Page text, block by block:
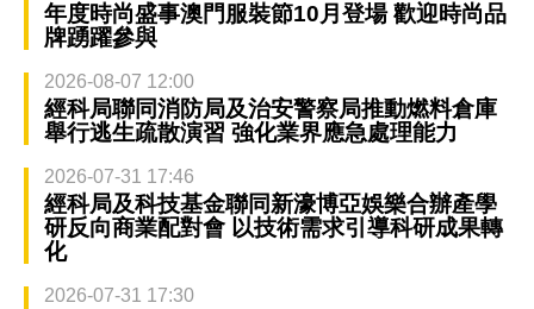
年度時尚盛事澳門服裝節10月登場 歡迎時尚品
牌踴躍參與
2026-08-07 12:00
經科局聯同消防局及治安警察局推動燃料倉庫
舉行逃生疏散演習 強化業界應急處理能力
2026-07-31 17:46
經科局及科技基金聯同新濠博亞娛樂合辦產學
研反向商業配對會 以技術需求引導科研成果轉
化
2026-07-31 17:30